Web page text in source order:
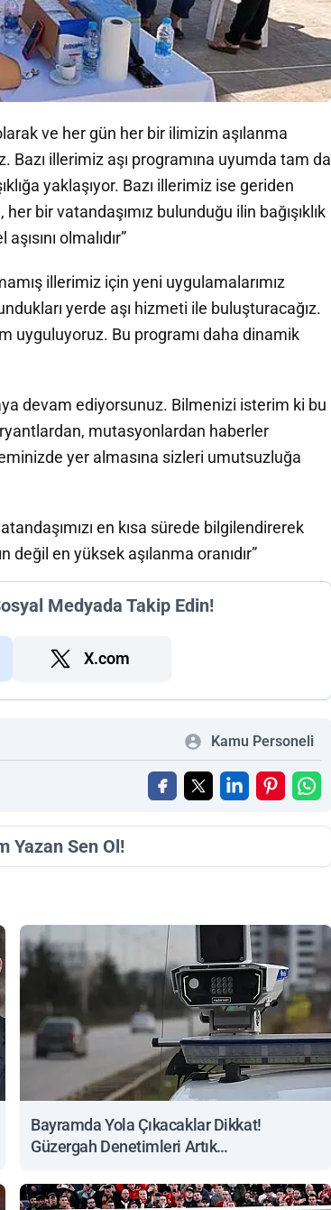
ve her gün her bir ilimizin aşılanma
Bazı illerimiz aşı programına uyumda tam da
yaklaşıyor. Bazı illerimiz ise geriden
bir vatandaşımız bulunduğu ilin bağışıklık
olmalıdır”
illerimiz için yeni uygulamalarımız
yerde aşı hizmeti ile buluşturacağız.
uyguluyoruz. Bu programı daha dinamik
devam ediyorsunuz. Bilmenizi isterim ki bu
mutasyonlardan haberler
yer almasına sizleri umutsuzluğa
en kısa sürede bilgilendirerek
değil en yüksek aşılanma oranıdır”
Medyada Takip Edin!
X.com
Kamu Personeli
Yazan Sen Ol!
Bayramda Yola Çıkacaklar Dikkat!
Güzergah Denetimleri Artık